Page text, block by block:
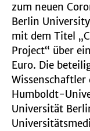
zum neuen
Berlin
mit dem Titel
Project“ über
Euro. Die
Humboldt-
Universität